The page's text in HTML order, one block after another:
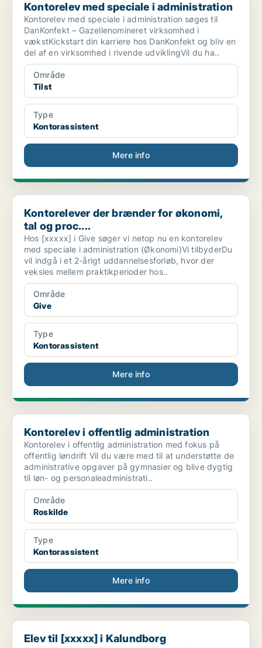
Kontorelev med speciale i administration
Kontorelev med speciale i administration søges til
DanKonfekt – Gazellenomineret virksomhed i
vækstKickstart din karriere hos DanKonfekt og bliv en
del af en virksomhed i rivende udviklingVil du ha..
Område
Tilst
Type
Kontorassistent
Mere info
Kontorelever der brænder for økonomi, tal og proc....
Kontorelever der brænder for økonomi,
tal og proc....
Hos [xxxxx] i Give søger vi netop nu en kontorelev
med speciale i administration (Økonomi)Vi tilbyderDu
vil indgå i et 2-årigt uddannelsesforløb, hvor der
veksles mellem praktikperioder hos..
Område
Give
Type
Kontorassistent
Mere info
Kontorelev i offentlig administration
Kontorelev i offentlig administration
Kontorelev i offentlig administration med fokus på
offentlig løndrift Vil du være med til at understøtte de
administrative opgaver på gymnasier og blive dygtig
til løn- og personaleadministrati..
Område
Roskilde
Type
Kontorassistent
Mere info
Elev til [xxxxx] i Kalundborg
Elev til [xxxxx] i Kalundborg